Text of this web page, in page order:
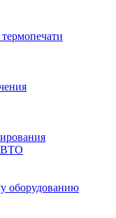
ВТО
оборудованию